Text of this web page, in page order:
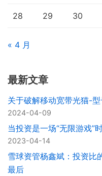
28 29 30
« 4 月
最新文章
关于破解移动宽带光猫-
2024-04-09
当投资是一场“无限游戏”
2023-04-14
雪球资管杨鑫斌：投资比
最后